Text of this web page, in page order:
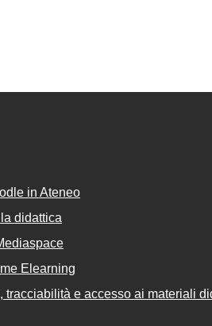
in Ateneo
didattica
Elearning
tracciabilità e accesso ai materiali